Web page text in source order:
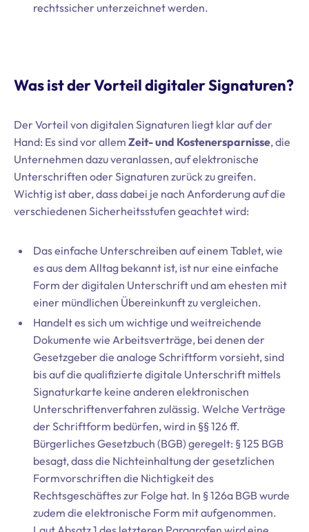
rechtssicher unterzeichnet werden.
Was ist der Vorteil digitaler Signaturen?
Der Vorteil von digitalen Signaturen liegt klar auf der
Hand: Es sind vor allem Zeit- und Kostenersparnisse, die
Unternehmen dazu veranlassen, auf elektronische
Unterschriften oder Signaturen zurück zu greifen.
Wichtig ist aber, dass dabei je nach Anforderung auf die
verschiedenen Sicherheitsstufen geachtet wird:
Das einfache Unterschreiben auf einem Tablet, wie
es aus dem Alltag bekannt ist, ist nur eine einfache
Form der digitalen Unterschrift und am ehesten mit
einer mündlichen Übereinkunft zu vergleichen.
Handelt es sich um wichtige und weitreichende
Dokumente wie Arbeitsverträge, bei denen der
Gesetzgeber die analoge Schriftform vorsieht, sind
bis auf die qualifizierte digitale Unterschrift mittels
Signaturkarte keine anderen elektronischen
Unterschriftenverfahren zulässig. Welche Verträge
der Schriftform bedürfen, wird in §§ 126 ff.
Bürgerliches Gesetzbuch (BGB) geregelt: § 125 BGB
besagt, dass die Nichteinhaltung der gesetzlichen
Formvorschriften die Nichtigkeit des
Rechtsgeschäftes zur Folge hat. In § 126a BGB wurde
zudem die elektronische Form mit aufgenommen.